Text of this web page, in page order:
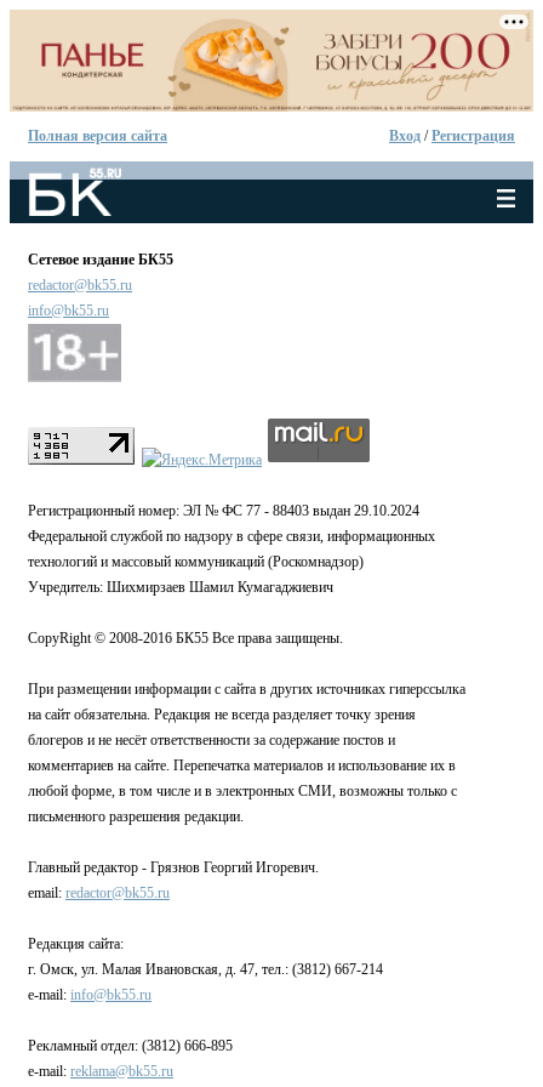
Полная версия сайта Вход /Регистрация
Сетевое издание БК55
redactor@bk55.ru
info@bk55.ru
Регистрационный номер: ЭЛ № ФС 77 - 88403 выдан 29.10.2024
Федеральной службой по надзору в сфере связи, информационных
технологий и массовый коммуникаций (Роскомнадзор)
Учредитель: Шихмирзаев Шамил Кумагаджиевич
CopyRight © 2008-2016 БК55 Все права защищены.
При размещении информации с сайта в других источниках гиперссылка
на сайт обязательна. Редакция не всегда разделяет точку зрения
блогеров и не несёт ответственности за содержание постов и
комментариев на сайте. Перепечатка материалов и использование их в
любой форме, в том числе и в электронных СМИ, возможны только с
письменного разрешения редакции.
Главный редактор - Грязнов Георгий Игоревич.
email: redactor@bk55.ru
Редакция сайта:
г. Омск, ул. Малая Ивановская, д. 47, тел.: (3812) 667-214
e-mail: info@bk55.ru
Рекламный отдел: (3812) 666-895
e-mail: reklama@bk55.ru